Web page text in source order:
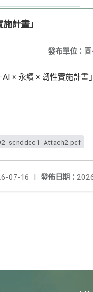
計畫」
發布單位：
× 永續 × 韌性實施計畫
發佈日期：
07-16 |